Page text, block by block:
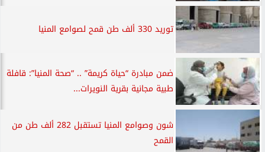
توريد 330 ألف طن قمح لصوامع المنيا
ضمن مبادرة “حياة كريمة” .. “صحة المنيا”: قافلة
طبية مجانية بقرية النويرات...
شون وصوامع المنيا تستقبل 282 ألف طن من
القمح